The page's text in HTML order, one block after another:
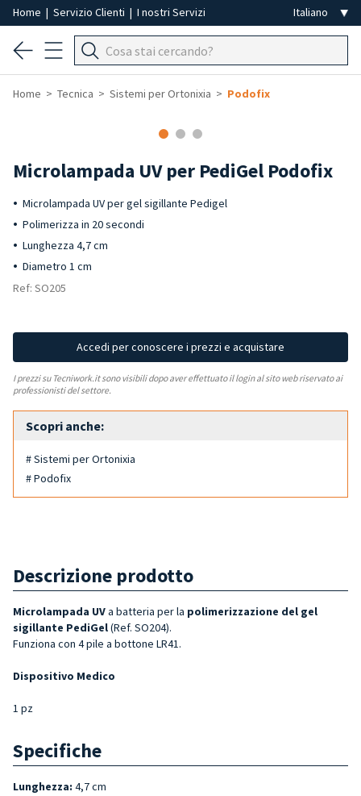
Home | Servizio Clienti | I nostri Servizi
Home Tecnica Sistemi per Ortonixia Podofix
Microlampada UV per PediGel Podofix
Microlampada UV per gel sigillante Pedigel
Polimerizza in 20 secondi
Lunghezza 4,7 cm
Diametro 1 cm
Ref: SO205
Accedi per conoscere i prezzi e acquistare
I prezzi su Tecniwork.it sono visibili dopo aver effettuato il login al sito web riservato ai
professionisti del settore.
Scopri anche:
# Sistemi per Ortonixia
# Podofix
Descrizione prodotto
Microlampada UVa batteria per la polimerizzazione del gel
sigillante PediGel(Ref. SO204).
Funziona con 4 pile a bottone LR41.
Dispositivo Medico
1 pz
Specifiche
Lunghezza: 4,7 cm